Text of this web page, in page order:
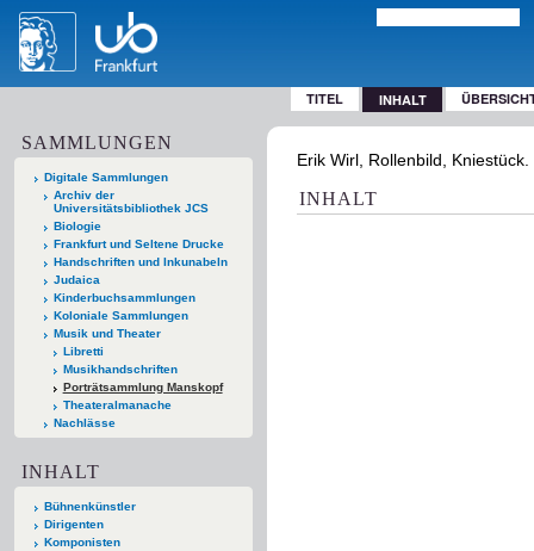
TITEL INHALT
SAMMLUNGEN
Digitale Sammlungen
Archiv der
Universitätsbibliothek JCS
Biologie
Frankfurt und Seltene Drucke
Handschriften und Inkunabeln
Judaica
Kinderbuchsammlungen
Koloniale Sammlungen
Musik und Theater
Libretti
Musikhandschriften
Porträtsammlung Manskopf
Theateralmanache
Nachlässe
INHALT
Bühnenkünstler
Dirigenten
Komponisten
Erik Wirl, Rollenbild,
INHALT